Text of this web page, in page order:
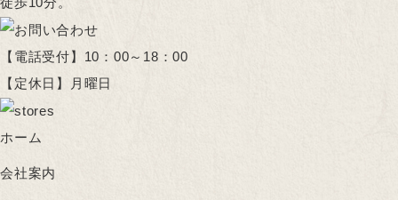
【電話受付】10：00～18：00
【定休日】月曜日
ホーム
会社案内